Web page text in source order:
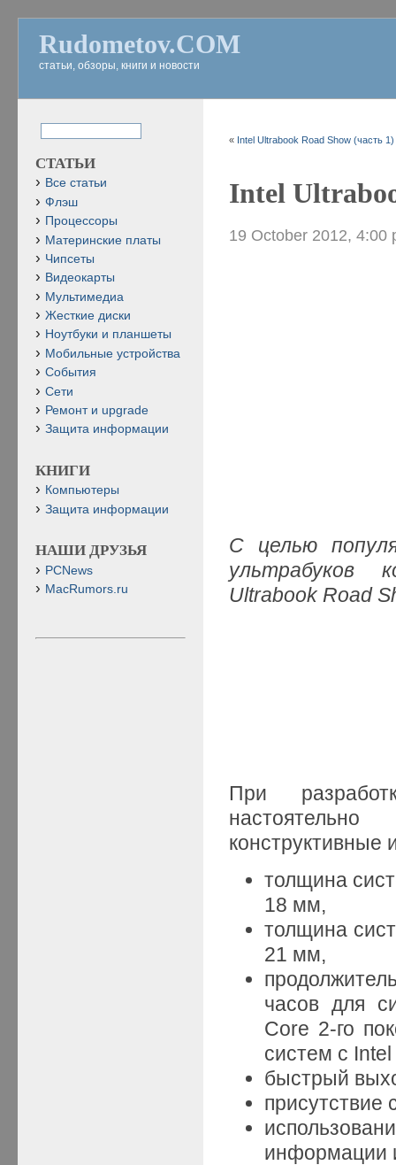
Rudometov.COM
статьи, обзоры, книги и новости
« Intel Ultrabook Road Show (часть 1)
Intel
19 October 2012, 4:00
С целью
ультрабуков
Ultrabook Road
При
конструктивные
толщина
18 мм,
толщина
21 мм,
часов для
Core 2-го
систем с
быстрый
присутствие
информации
СТАТЬИ
Все статьи
Флэш
Процессоры
Материнские платы
Чипсеты
Видеокарты
Мультимедиа
Жесткие диски
Ноутбуки и планшеты
Мобильные устройства
События
Сети
Ремонт и upgrade
Защита информации
КНИГИ
Компьютеры
Защита информации
НАШИ ДРУЗЬЯ
PCNews
MacRumors.ru